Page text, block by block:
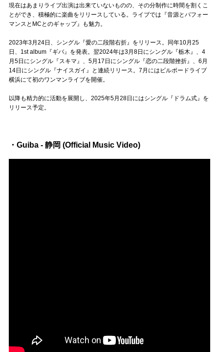
現在はあまりライブ出演は出来ていないものの、その分制作に時間を割くこ
とができ、積極的に楽曲をリリースしている。ライブでは『音源とパフォー
マンスとMCとのギャップ』も魅力。
2023年3月24日、シングル『愛の二段階右折』をリリース。同年10月25
日、1st album『ギバ』を発表。翌2024年は3月8日にシングル『栃木』、4
月5日にシングル『スキマ』、5月17日にシングル『恋の二段階挫折』、6月
14日にシングル『ナイスガイ』と連続リリース。7月にはビルボードライブ
横浜にて初のワンマンライブを開催。
以降も精力的に活動を展開し、2025年5月28日にはシングル『ドラム式』を
リリース予定。
・Guiba - 静岡 (Official Music Video)